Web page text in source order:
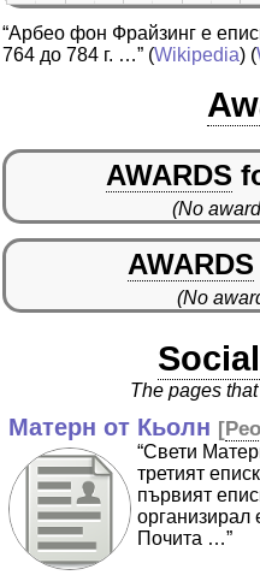
“Арбео фон Фрайзинг е
764 до 784 г. …” (Wikipedia) (
AWARDS
(No
AWARDS
(No
The pages
Матерн от Кьолн [
“Свети
третият
първият
организирал
Почита …”